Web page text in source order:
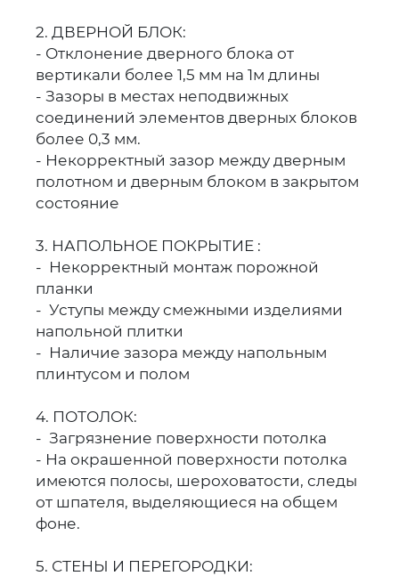
2. ДВЕРНОЙ БЛОК:
- Отклонение дверного блока от
вертикали более 1,5 мм на 1м длины
- Зазоры в местах неподвижных
соединений элементов дверных блоков
более 0,3 мм.
- Некорректный зазор между дверным
полотном и дверным блоком в закрытом
состояние
3. НАПОЛЬНОЕ ПОКРЫТИЕ :
- Некорректный монтаж порожной
планки
- Уступы между смежными изделиями
напольной плитки
- Наличие зазора между напольным
плинтусом и полом
4. ПОТОЛОК:
- Загрязнение поверхности потолка
- На окрашенной поверхности потолка
имеются полосы, шероховатости, следы
от шпателя, выделяющиеся на общем
фоне.
5. СТЕНЫ И ПЕРЕГОРОДКИ: